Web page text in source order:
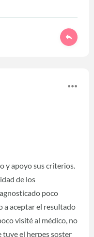
y apoyo sus criterios.
de los
poco
a aceptar el resultado
visité al médico, no
el herpes soster